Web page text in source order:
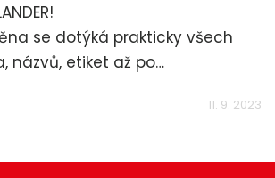
se dotýká prakticky všech
názvů, etiket až po
11. 9. 2023